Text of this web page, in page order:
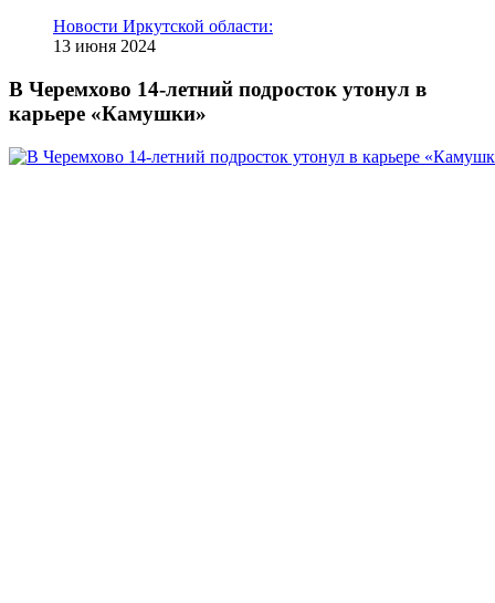
Новости Иркутской области:
13 июня 2024
В Черемхово 14-летний подросток утонул в
карьере «Камушки»